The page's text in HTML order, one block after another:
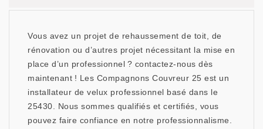
Vous avez un projet de rehaussement de toit, de
rénovation ou d’autres projet nécessitant la mise en
place d’un professionnel ? contactez-nous dès
maintenant ! Les Compagnons Couvreur 25 est un
installateur de velux professionnel basé dans le
25430. Nous sommes qualifiés et certifiés, vous
pouvez faire confiance en notre professionnalisme.